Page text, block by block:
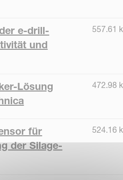
e-drill-
und
557.61
Lösung
472.98
für
der Silage-
524.16